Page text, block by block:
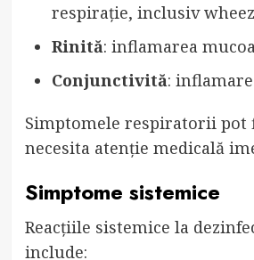
respirație, inclusiv
Rinită: inflamarea
Conjunctivită:
Simptomele respiratorii pot
necesita atenție medicală
Simptome sistemice
Reacțiile sistemice la
include: